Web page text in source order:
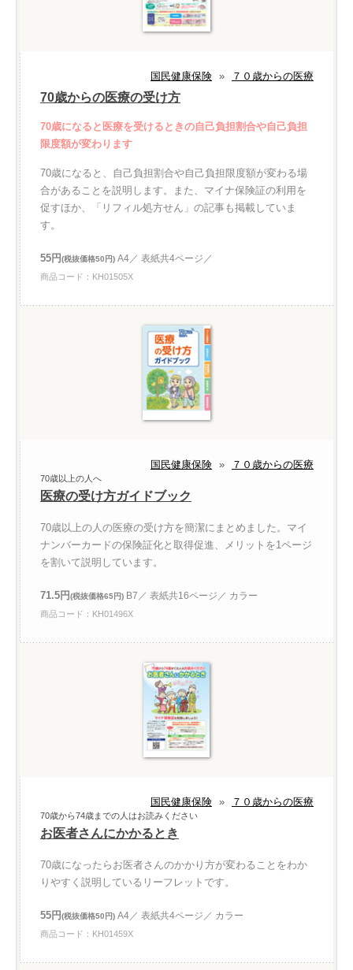
国民健康保険 » ７０歳からの医療
70歳からの医療の受け方
70歳になると医療を受けるときの自己負担割合や自己負担
限度額が変わります
70歳になると、自己負担割合や自己負担限度額が変わる場
合があることを説明します。また、マイナ保険証の利用を
促すほか、「リフィル処方せん」の記事も掲載していま
す。
55円(税抜価格50円) A4／ 表紙共4ページ／
商品コード：KH01505X
国民健康保険 » ７０歳からの医療
70歳以上の人へ
医療の受け方ガイドブック
70歳以上の人の医療の受け方を簡潔にまとめました。マイ
ナンバーカードの保険証化と取得促進、メリットを1ページ
を割いて説明しています。
71.5円(税抜価格65円) B7／ 表紙共16ページ／ カラー
商品コード：KH01496X
国民健康保険 » ７０歳からの医療
70歳から74歳までの人はお読みください
お医者さんにかかるとき
70歳になったらお医者さんのかかり方が変わることをわか
りやすく説明しているリーフレットです。
55円(税抜価格50円) A4／ 表紙共4ページ／ カラー
商品コード：KH01459X